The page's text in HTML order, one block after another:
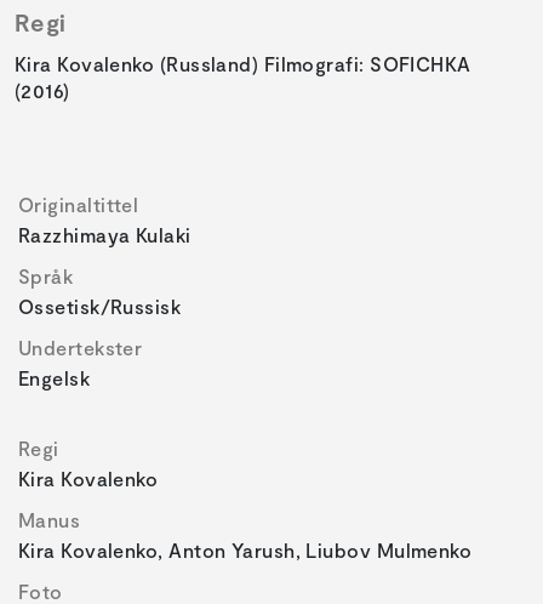
Regi
Kira Kovalenko (Russland) Filmografi: SOFICHKA
(2016)
Originaltittel
Razzhimaya Kulaki
Språk
Ossetisk/russisk
Undertekster
Engelsk
Regi
Kira Kovalenko
Manus
Kira Kovalenko, Anton Yarush, Liubov Mulmenko
Foto